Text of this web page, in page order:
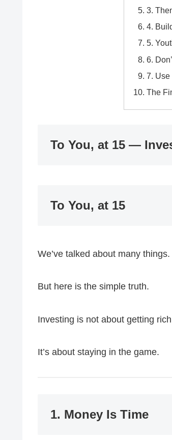
3.
4.
5.
6.
7. Use
The
To You, at 15 —
To You, at 15
We’ve talked about many things.
But here is the simple truth.
Investing is not about getting
It’s about staying in the game.
1. Money Is Time